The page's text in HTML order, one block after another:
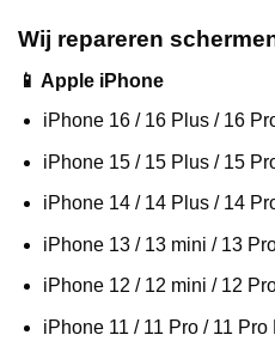
Wij repareren
📱 Apple iPhone
iPhone 16 / 16 Plus / 16
iPhone 15 / 15 Plus / 15
iPhone 14 / 14 Plus / 14
iPhone 13 / 13 mini / 13
iPhone 12 / 12 mini / 12
iPhone 11 / 11 Pro / 11 Pro